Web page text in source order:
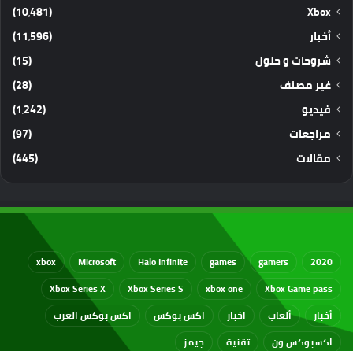
Xbox
(10٬481)
أخبار
(11٬596)
شروحات و حلول
(15)
غير مصنف
(28)
فيديو
(1٬242)
مراجعات
(97)
مقالات
(445)
2020
gamers
games
Halo Infinite
Microsoft
xbox
Xbox Game pass
xbox one
Xbox Series S
Xbox Series X
أخبار
ألعاب اخبار اكس بوكس
اكس بوكس العرب
اكسبوكس ون
تقنية جيمز